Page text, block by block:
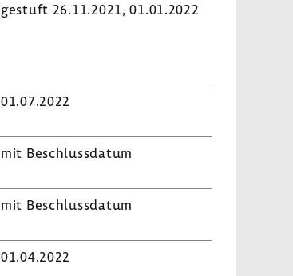
gestuft 26.11.2021, 01.01.2022
01.07.2022
mit Beschluss­datum
mit Beschluss­datum
01.04.2022